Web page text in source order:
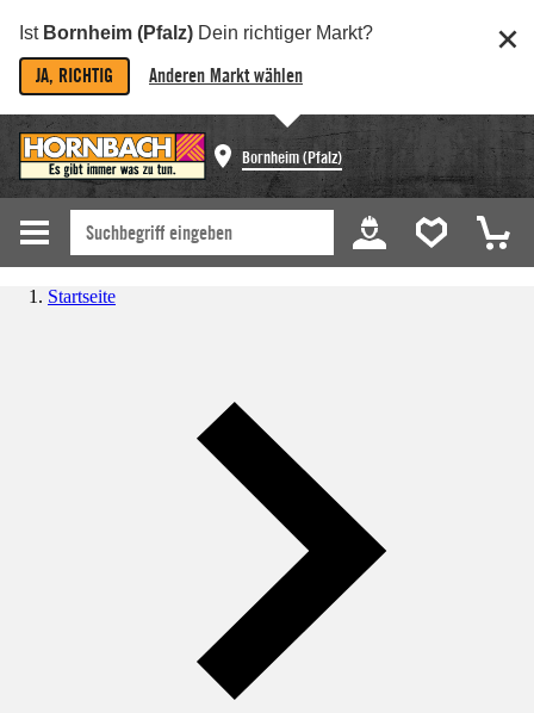
Ist Bornheim (Pfalz) Dein richtiger Markt?
JA, RICHTIG Anderen Markt wählen
Bornheim (Pfalz)
Startseite